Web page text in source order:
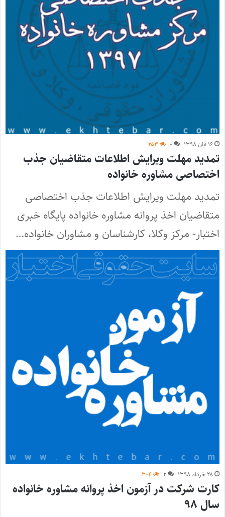
۱۶ آبان ۱۳۹۸ ۰ ۲۵۳
تمدید مهلت ویرایش اطلاعات متقاضیان جذب
اختصاصی مشاوره خانواده
تمدید مهلت ویرایش اطلاعات جذب اختصاصی
متقاضیان اخذ پروانه مشاوره خانواده پایگاه خبری
اختبار- مرکز وکلا، کارشناسان و مشاوران خانواده…
۲۸ خرداد ۱۳۹۸ ۲ ۳۰۴
کارت شرکت در آزمون اخذ پروانه مشاوره خانواده
سال ۹۸